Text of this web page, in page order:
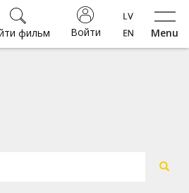
Menu
Войти
фильм